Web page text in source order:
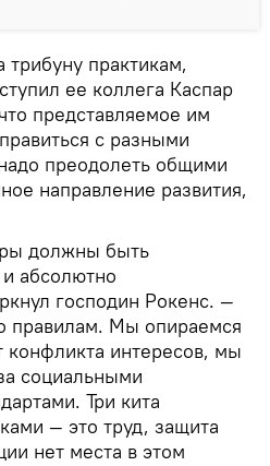
практикам,
ее коллега Каспар
представляемое им
с разными
преодолеть общими
направление развития,
должны быть
абсолютно
господин Рокенс. —
правилам. Мы опираемся
конфликта интересов, мы
социальными
Три кита
— это труд, защита
нет места в этом